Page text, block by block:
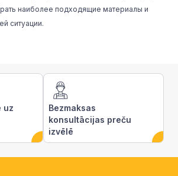
наиболее подходящие материалы и
ситуации.
uz
Bezmaksas
konsultācijas preču
izvēlē